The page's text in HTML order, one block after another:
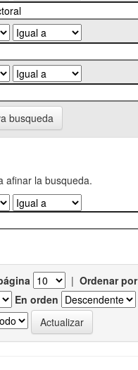
busqueda
afinar la busqueda.
| Ordenar por
En orden